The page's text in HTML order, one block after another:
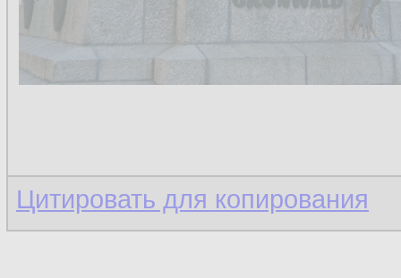
Цитировать для копирования